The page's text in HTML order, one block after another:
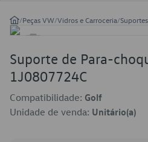
/Peças VW/Vidros e Carroceria/
Suporte de Para-
1J0807724C
Compatibilidade: Golf
Unidade de venda: Unitário(a)